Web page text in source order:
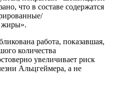
что в составе содержатся
жиры».
работа, показавшая,
количества
увеличивает риск
Альцгеймера, а не